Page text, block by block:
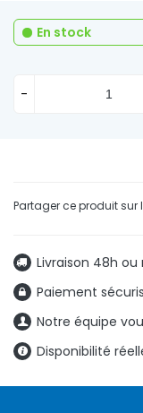
Livraison 48h
Paiement
Notre équipe
Disponibilité
En stock
-